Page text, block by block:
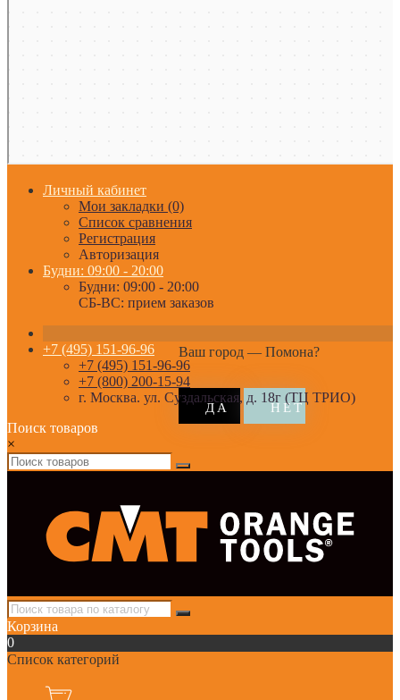
Личный кабинет
Мои закладки (0)
Список сравнения
Регистрация
Авторизация
Будни: 09:00 - 20:00
Будни: 09:00 - 20:00
СБ-ВС: прием заказов
Ваш город — Помона?
+7 (495) 151-96-96
+7 (495) 151-96-96
+7 (800) 200-15-94
г. Москва. ул. Суздальская, д. 18г (ТЦ ТРИО)
Поиск товаров
×
Корзина
0
Список категорий